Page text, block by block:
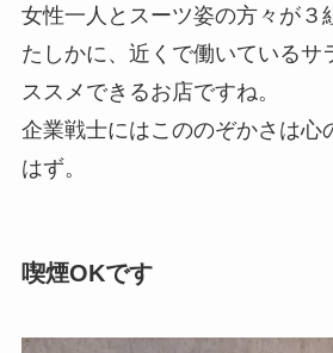
女性一人とスーツ姿の方々が３
たしかに、近くで働いているサ
ススメできるお店ですね。
企業戦士にはこののぞかさは心
はず。
喫煙OKです